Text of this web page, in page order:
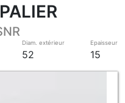
Diam. extérieur
52
Epaisseur
15